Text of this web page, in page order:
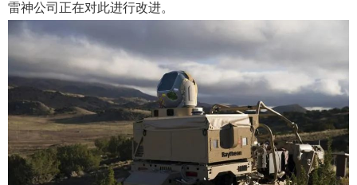
雷神公司正在对此进行改进。